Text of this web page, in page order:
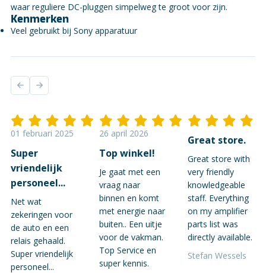
waar reguliere DC-pluggen simpelweg te groot voor zijn.
Kenmerken
Veel gebruikt bij Sony apparatuur
01 februari 2025
Super
vriendelijk
personeel...
Net wat
zekeringen voor
de auto en een
relais gehaald.
Super vriendelijk
personeel...
26 april 2026
Top winkel!
Je gaat met een
vraag naar
binnen en komt
met energie naar
buiten.. Een uitje
voor de vakman.
Top Service en
super kennis.
Great store.
Great store with
very friendly
knowledgeable
staff. Everything
on my amplifier
parts list was
directly available.
Stefan Wessels